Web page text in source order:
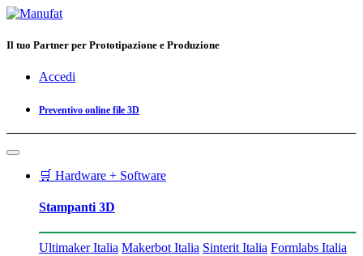
Il tuo Partner per Prototipazione e Produzione
Accedi
Preventivo online file 3D
🛒 Hardware + Software
Stampanti 3D
Ultimaker Italia Makerbot Italia Sinterit Italia Formlabs Italia